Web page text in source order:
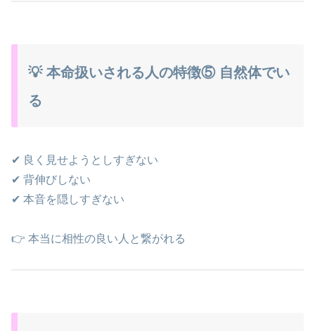
💡 本命扱いされる人の特徴⑤ 自然体でい
る
✔ 良く見せようとしすぎない
✔ 背伸びしない
✔ 本音を隠しすぎない
👉 本当に相性の良い人と繋がれる